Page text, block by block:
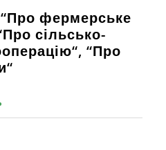
фермерське
сільсько­
“Про